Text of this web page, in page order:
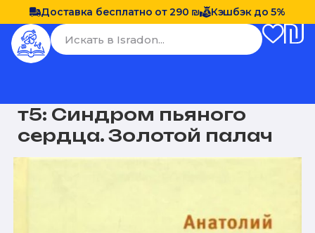
Доставка бесплатно от 290 ₪ Кэшбэк до 5%
т5: Синдром пьяного
сердца. Золотой палач